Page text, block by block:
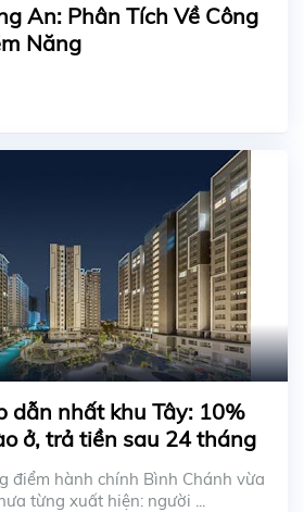
An: Phân Tích Về Công
Năng
dẫn nhất khu Tây: 10%
ở, trả tiền sau 24 tháng
điểm hành chính Bình Chánh vừa
từng xuất hiện: người ...